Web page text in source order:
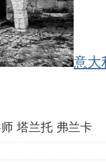
意大
塔兰托 弗兰卡